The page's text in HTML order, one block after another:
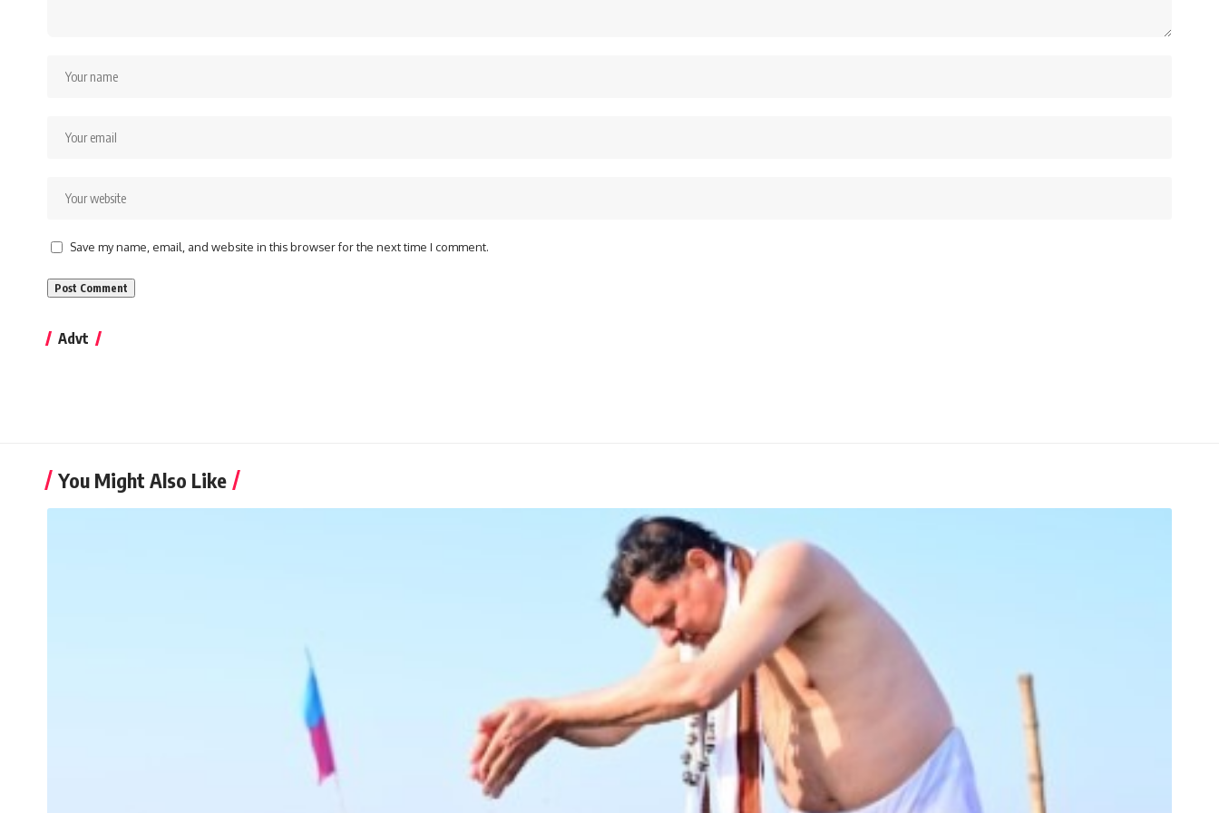
Save my name, email, and website in this browser for the next time I comment.
Advt
You Might Also Like